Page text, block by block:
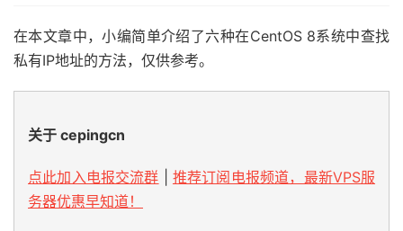
在本文章中，小编简单介绍了六种在CentOS 8系统中查找
私有IP地址的方法，仅供参考。
关于 cepingcn
点此加入电报交流群
推荐订阅电报频道，最新VPS服
务器优惠早知道！